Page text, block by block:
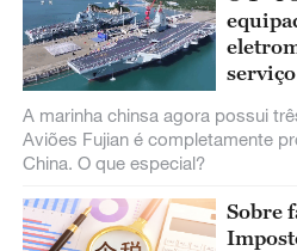
serviço
A marinha chinsa agora possui
Aviões Fujian é completamente
China. O que especial?
Sobre